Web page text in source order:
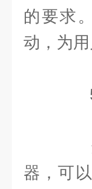
的要求
动，为
5
这
器，可